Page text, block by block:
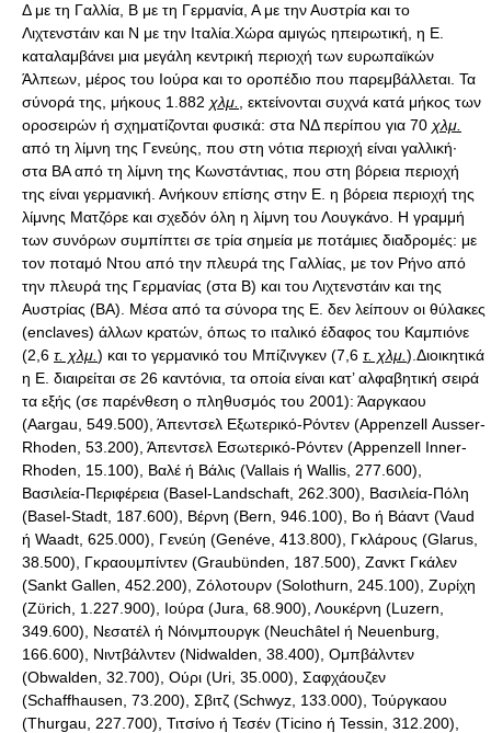
Δ με τη Γαλλία, Β με τη Γερμανία, Α με την Αυστρία και το
Λιχτενστάιν και Ν με την Ιταλία.Χώρα αμιγώς ηπειρωτική, η Ε.
καταλαμβάνει μια μεγάλη κεντρική περιοχή των ευρωπαϊκών
Άλπεων, μέρος του Ιούρα και το οροπέδιο που παρεμβάλλεται. Τα
σύνορά της, μήκους 1.882 χλμ.
, εκτείνονται συχνά κατά μήκος των
οροσειρών ή σχηματίζονται φυσικά: στα ΝΔ περίπου για 70 χλμ.
από τη λίμνη της Γενεύης, που στη νότια περιοχή είναι γαλλική·
στα ΒΑ από τη λίμνη της Κωνστάντιας, που στη βόρεια περιοχή
της είναι γερμανική. Ανήκουν επίσης στην Ε. η βόρεια περιοχή της
λίμνης Ματζόρε και σχεδόν όλη η λίμνη του Λουγκάνο. Η γραμμή
των συνόρων συμπίπτει σε τρία σημεία με ποτάμιες διαδρομές: με
τον ποταμό Ντου από την πλευρά της Γαλλίας, με τον Ρήνο από
την πλευρά της Γερμανίας (στα Β) και του Λιχτενστάιν και της
Αυστρίας (ΒΑ). Μέσα από τα σύνορα της Ε. δεν λείπουν οι θύλακες
(enclaves) άλλων κρατών, όπως το ιταλικό έδαφος του Καμπιόνε
(2,6 τ. χλμ. ) και το γερμανικό του Μπίζινγκεν (7,6 τ. χλμ. ).Διοικητικά
η Ε. διαιρείται σε 26 καντόνια, τα οποία είναι κατ’ αλφαβητική σειρά
τα εξής (σε παρένθεση ο πληθυσμός του 2001): Άαργκαου
(Αargau, 549.500), Άπεντσελ Εξωτερικό-Ρόντεν (Αppenzell Αusser-
Rhoden, 53.200), Άπεντσελ Εσωτερικό-Ρόντεν (Αppenzell Ιnner-
Rhoden, 15.100), Βαλέ ή Βάλις (Vallais ή Wallis, 277.600),
Βασιλεία-Περιφέρεια (Βasel-Landschaft, 262.300), Βασιλεία-Πόλη
(Βasel-Stadt, 187.600), Βέρνη (Βern, 946.100), Βο ή Βάαντ (Vaud
ή Waadt, 625.000), Γενεύη (Genéve, 413.800), Γκλάρους (Glarus,
38.500), Γκραουμπίντεν (Graubϋnden, 187.500), Ζανκτ Γκάλεν
(Sankt Gallen, 452.200), Ζόλοτουρν (Solothurn, 245.100), Ζυρίχη
(Ζϋrich, 1.227.900), Ιούρα (Jura, 68.900), Λουκέρνη (Luzern,
349.600), Νεσατέλ ή Νόινμπουργκ (Νeuchâtel ή Neuenburg,
166.600), Νιντβάλντεν (Νidwalden, 38.400), Ομπβάλντεν
(Οbwalden, 32.700), Ούρι (Uri, 35.000), Σαφχάουζεν
(Schaffhausen, 73.200), Σβιτζ (Schwyz, 133.000), Τούργκαου
(Τhurgau, 227.700), Τιτσίνο ή Τεσέν (Τicino ή Tessin, 312.200),